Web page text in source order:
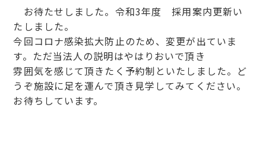
お待たせしました。令和3年度 採用案内更新い
たしました。
今回コロナ感染拡大防止のため、変更が出ていま
す。ただ当法人の説明はやはりおいで頂き
雰囲気を感じて頂きたく予約制といたしました。ど
うぞ施設に足を運んで頂き見学してみてください。
お待ちしています。